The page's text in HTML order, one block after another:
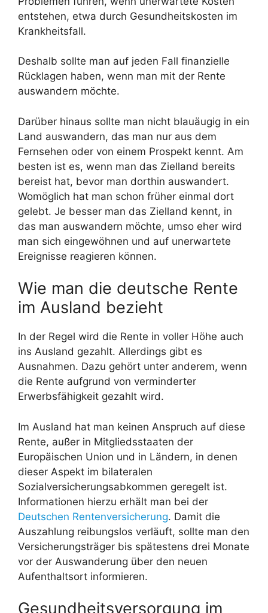
entstehen, etwa durch Gesundheitskosten im
Krankheitsfall.
Deshalb sollte man auf jeden Fall finanzielle
Rücklagen haben, wenn man mit der Rente
auswandern möchte.
Darüber hinaus sollte man nicht blauäugig in ein
Land auswandern, das man nur aus dem
Fernsehen oder von einem Prospekt kennt. Am
besten ist es, wenn man das Zielland bereits
bereist hat, bevor man dorthin auswandert.
Womöglich hat man schon früher einmal dort
gelebt. Je besser man das Zielland kennt, in
das man auswandern möchte, umso eher wird
man sich eingewöhnen und auf unerwartete
Ereignisse reagieren können.
Wie man die deutsche Rente
im Ausland bezieht
In der Regel wird die Rente in voller Höhe auch
ins Ausland gezahlt. Allerdings gibt es
Ausnahmen. Dazu gehört unter anderem, wenn
die Rente aufgrund von verminderter
Erwerbsfähigkeit gezahlt wird.
Im Ausland hat man keinen Anspruch auf diese
Rente, außer in Mitgliedsstaaten der
Europäischen Union und in Ländern, in denen
dieser Aspekt im bilateralen
Sozialversicherungsabkommen geregelt ist.
Informationen hierzu erhält man bei der
Deutschen Rentenversicherung. Damit die
Auszahlung reibungslos verläuft, sollte man den
Versicherungsträger bis spätestens drei Monate
vor der Auswanderung über den neuen
Aufenthaltsort informieren.
Gesundheitsversorgung im